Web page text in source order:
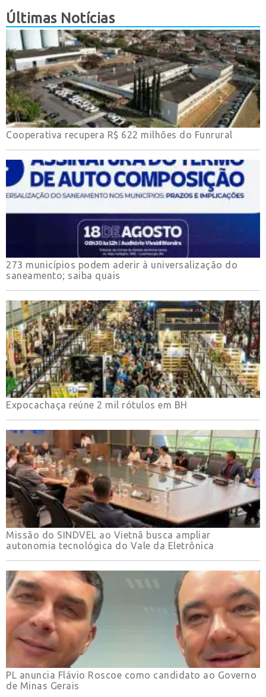
Últimas Notícias
Cooperativa recupera R$ 622 milhões do Funrural
273 municípios podem aderir à universalização do
saneamento; saiba quais
Expocachaça reúne 2 mil rótulos em BH
Missão do SINDVEL ao Vietnã busca ampliar
autonomia tecnológica do Vale da Eletrônica
PL anuncia Flávio Roscoe como candidato ao Governo
de Minas Gerais